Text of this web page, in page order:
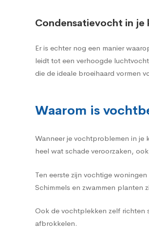
Condensatievocht in
Er is echter nog een manier
leidt tot een verhoogde
die de ideale broeihaard vormen
Waarom is
Wanneer je vochtproblemen in je
heel wat schade veroorzaken,
Ten eerste zijn vochtige
Schimmels en zwammen planten
Ook de vochtplekken zelf richten
afbrokkelen.